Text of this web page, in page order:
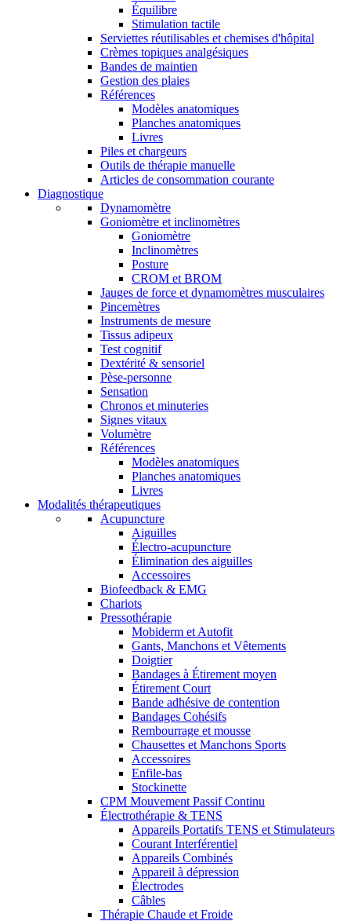
Équilibre
Stimulation tactile
Serviettes réutilisables et chemises d'hôpital
Crèmes topiques analgésiques
Bandes de maintien
Gestion des plaies
Références
Modèles anatomiques
Planches anatomiques
Livres
Piles et chargeurs
Outils de thérapie manuelle
Articles de consommation courante
Diagnostique
Dynamomètre
Goniomètre et inclinomètres
Goniomètre
Inclinomètres
Posture
CROM et BROM
Jauges de force et dynamomètres musculaires
Pincemètres
Instruments de mesure
Tissus adipeux
Test cognitif
Dextérité & sensoriel
Pèse-personne
Sensation
Chronos et minuteries
Signes vitaux
Volumètre
Références
Modèles anatomiques
Planches anatomiques
Livres
Modalités thérapeutiques
Acupuncture
Aiguilles
Électro-acupuncture
Élimination des aiguilles
Accessoires
Biofeedback & EMG
Chariots
Pressothérapie
Mobiderm et Autofit
Gants, Manchons et Vêtements
Doigtier
Bandages à Étirement moyen
Étirement Court
Bande adhésive de contention
Bandages Cohésifs
Rembourrage et mousse
Chausettes et Manchons Sports
Accessoires
Enfile-bas
Stockinette
CPM Mouvement Passif Continu
Électrothérapie & TENS
Appareils Portatifs TENS et Stimulateurs
Courant Interférentiel
Appareils Combinés
Appareil à dépression
Électrodes
Câbles
Thérapie Chaude et Froide